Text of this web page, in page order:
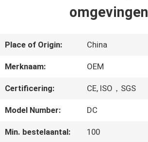
ONS
KWALITEITSCONTROLE
omgevingen
Place of Origin: China
Merknaam: OEM
Certificering: CE, ISO，SGS
Model Number: DC
Min. bestelaantal: 100